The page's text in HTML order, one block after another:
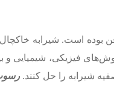
است. شیرابه خاکچال
فیزیکی، شیمیایی و
شیرابه را حل کنند.